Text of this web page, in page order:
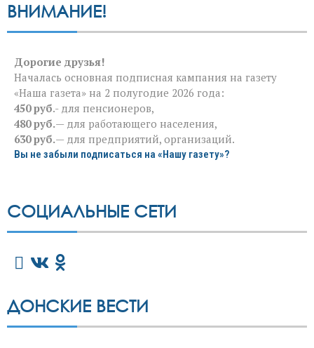
ВНИМАНИЕ!
Дорогие друзья!
Началась основная подписная кампания на газету
«Наша газета» на 2 полугодие 2026 года:
450 руб.- для пенсионеров,
480 руб.— для работающего населения,
630 руб.— для предприятий, организаций.
Вы не забыли подписаться на «Нашу газету»?
СОЦИАЛЬНЫЕ СЕТИ
ДОНСКИЕ ВЕСТИ